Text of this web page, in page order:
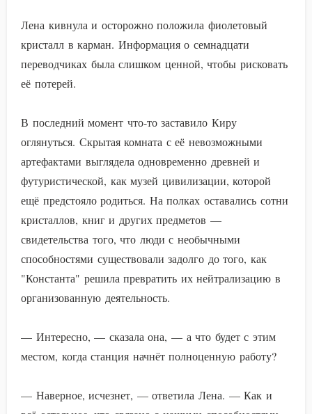
Лена кивнула и осторожно положила фиолетовый
кристалл в карман. Информация о семнадцати
переводчиках была слишком ценной, чтобы рисковать
её потерей.
В последний момент что-то заставило Киру
оглянуться. Скрытая комната с её невозможными
артефактами выглядела одновременно древней и
футуристической, как музей цивилизации, которой
ещё предстояло родиться. На полках оставались сотни
кристаллов, книг и других предметов —
свидетельства того, что люди с необычными
способностями существовали задолго до того, как
"Константа" решила превратить их нейтрализацию в
организованную деятельность.
— Интересно, — сказала она, — а что будет с этим
местом, когда станция начнёт полноценную работу?
— Наверное, исчезнет, — ответила Лена. — Как и